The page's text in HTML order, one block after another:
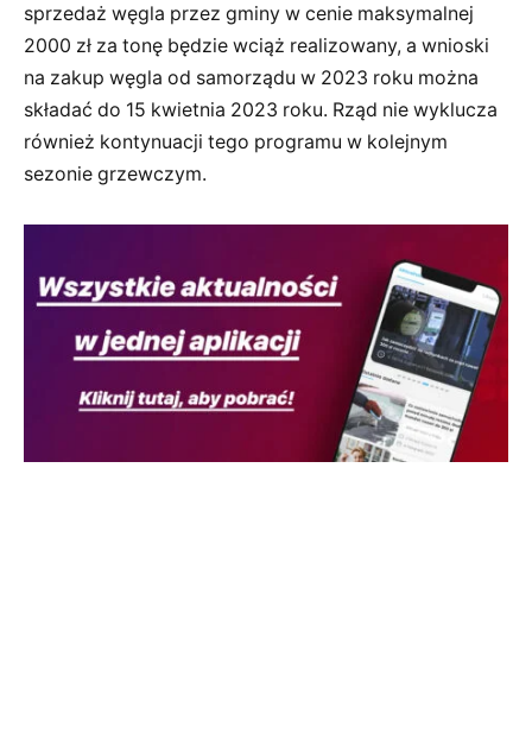
sprzedaż węgla przez gminy w cenie maksymalnej
2000 zł za tonę będzie wciąż realizowany, a wnioski
na zakup węgla od samorządu w 2023 roku można
składać do 15 kwietnia 2023 roku. Rząd nie wyklucza
również kontynuacji tego programu w kolejnym
sezonie grzewczym.